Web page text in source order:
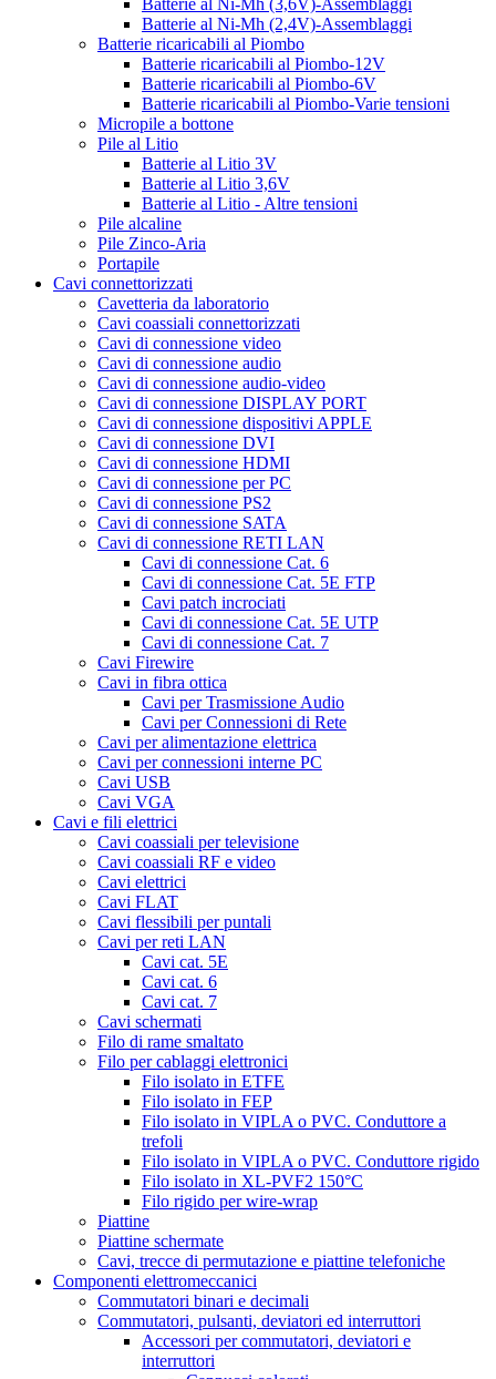
Batterie al Ni-Mh (3,6V)-Assemblaggi
Batterie al Ni-Mh (2,4V)-Assemblaggi
Batterie ricaricabili al Piombo
Batterie ricaricabili al Piombo-12V
Batterie ricaricabili al Piombo-6V
Batterie ricaricabili al Piombo-Varie tensioni
Micropile a bottone
Pile al Litio
Batterie al Litio 3V
Batterie al Litio 3,6V
Batterie al Litio - Altre tensioni
Pile alcaline
Pile Zinco-Aria
Portapile
Cavi connettorizzati
Cavetteria da laboratorio
Cavi coassiali connettorizzati
Cavi di connessione video
Cavi di connessione audio
Cavi di connessione audio-video
Cavi di connessione DISPLAY PORT
Cavi di connessione dispositivi APPLE
Cavi di connessione DVI
Cavi di connessione HDMI
Cavi di connessione per PC
Cavi di connessione PS2
Cavi di connessione SATA
Cavi di connessione RETI LAN
Cavi di connessione Cat. 6
Cavi di connessione Cat. 5E FTP
Cavi patch incrociati
Cavi di connessione Cat. 5E UTP
Cavi di connessione Cat. 7
Cavi Firewire
Cavi in fibra ottica
Cavi per Trasmissione Audio
Cavi per Connessioni di Rete
Cavi per alimentazione elettrica
Cavi per connessioni interne PC
Cavi USB
Cavi VGA
Cavi e fili elettrici
Cavi coassiali per televisione
Cavi coassiali RF e video
Cavi elettrici
Cavi FLAT
Cavi flessibili per puntali
Cavi per reti LAN
Cavi cat. 5E
Cavi cat. 6
Cavi cat. 7
Cavi schermati
Filo di rame smaltato
Filo per cablaggi elettronici
Filo isolato in ETFE
Filo isolato in FEP
Filo isolato in VIPLA o PVC. Conduttore a
trefoli
Filo isolato in VIPLA o PVC. Conduttore rigido
Filo isolato in XL-PVF2 150°C
Filo rigido per wire-wrap
Piattine
Piattine schermate
Cavi, trecce di permutazione e piattine telefoniche
Componenti elettromeccanici
Commutatori binari e decimali
Commutatori, pulsanti, deviatori ed interruttori
Accessori per commutatori, deviatori e
interruttori